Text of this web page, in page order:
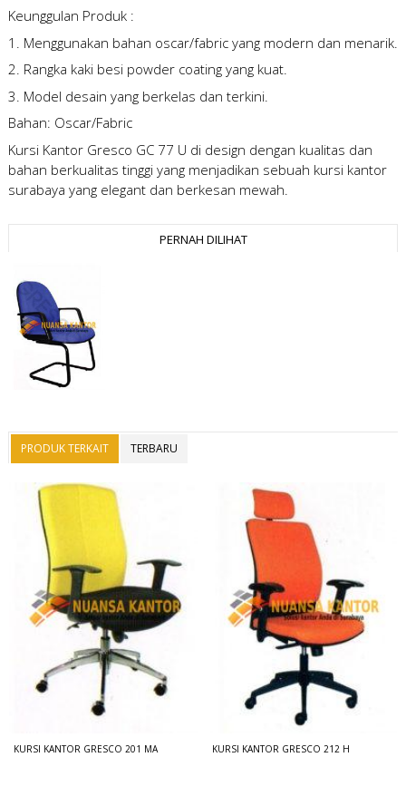
Keunggulan Produk :
1. Menggunakan bahan oscar/fabric yang modern dan menarik.
2. Rangka kaki besi powder coating yang kuat.
3. Model desain yang berkelas dan terkini.
Bahan: Oscar/Fabric
Kursi Kantor Gresco GC 77 U di design dengan kualitas dan
bahan berkualitas tinggi yang menjadikan sebuah kursi kantor
surabaya yang elegant dan berkesan mewah.
PERNAH DILIHAT
PRODUK TERKAIT TERBARU
KURSI KANTOR GRESCO 201 MA KURSI KANTOR GRESCO 212 H